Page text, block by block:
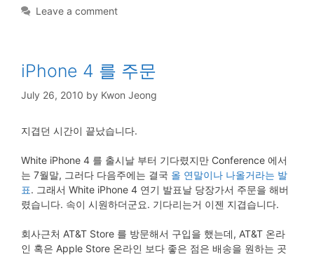
Leave a comment
iPhone 4 를 주문
July 26, 2010 by Kwon Jeong
지겹던 시간이 끝났습니다.
White iPhone 4 를 출시날 부터 기다렸지만 Conference 에서
는 7월말, 그러다 다음주에는 결국 올 연말이나 나올거라는 발
표. 그래서 White iPhone 4 연기 발표날 당장가서 주문을 해버
렸습니다. 속이 시원하더군요. 기다리는거 이젠 지겹습니다.
회사근처 AT&T Store 를 방문해서 구입을 했는데, AT&T 온라
인 혹은 Apple Store 온라인 보다 좋은 점은 배송을 원하는 곳